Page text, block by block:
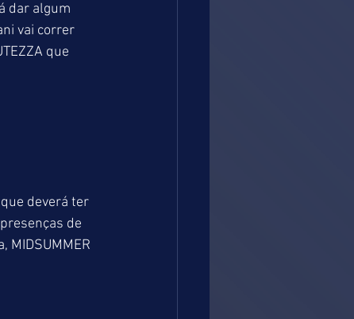
dar algum
vai correr
que
deverá ter
de
MIDSUMMER